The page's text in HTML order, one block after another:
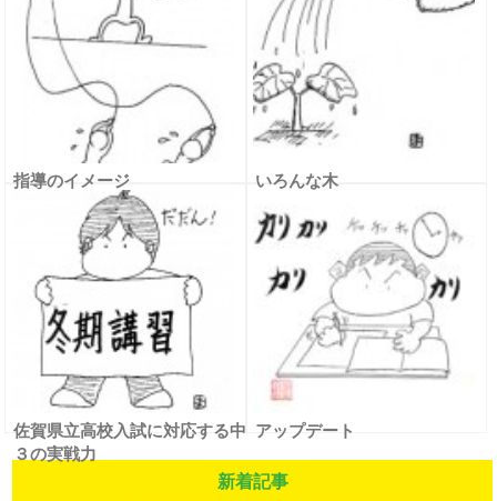
指導のイメージ いろんな木
佐賀県立高校入試に対応する中
３の実戦力
アップデート
新着記事